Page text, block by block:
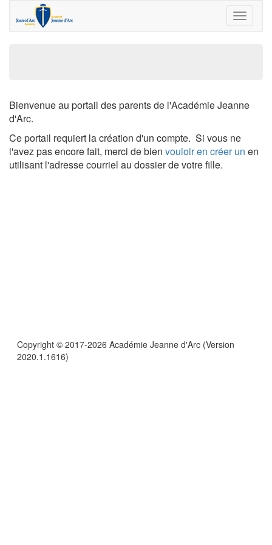
Toggle
Bienvenue au portail des parents de l'Académie Jeanne
d'Arc.
Ce portail requiert la création d'un compte. Si vous ne
l'avez pas encore fait, merci de bien vouloir en créer un en
utilisant l'adresse courriel au dossier de votre fille.
Copyright © 2017-2026 Académie Jeanne d'Arc (Version
2020.1.1616)